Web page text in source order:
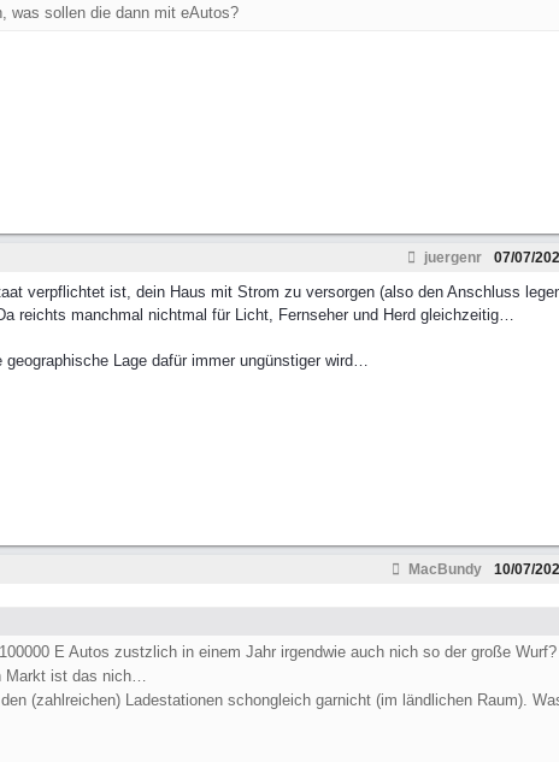
was sollen die dann mit eAutos?
juergenr 07/07/
verpflichtet ist, dein Haus mit Strom zu versorgen (also den Anschluss
reichts manchmal nichtmal für Licht, Fernseher und Herd gleichzeitig…
Lage dafür immer ungünstiger wird…
MacBundy 10/07/
E Autos zustzlich in einem Jahr irgendwie auch nich so der große
Markt ist das nich…
(zahlreichen) Ladestationen schongleich garnicht (im ländlichen Raum).